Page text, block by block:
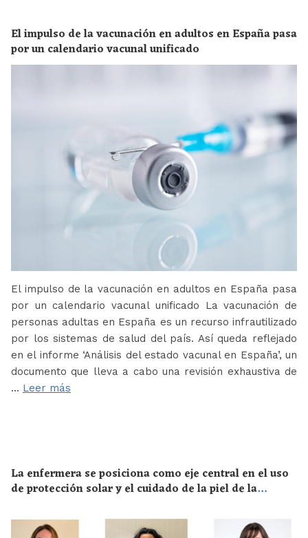
El impulso de la vacunación en adultos en España pasa
por un calendario vacunal unificado
El impulso de la vacunación en adultos en España pasa
por un calendario vacunal unificado La vacunación de
personas adultas en España es un recurso infrautilizado
por los sistemas de salud del país. Así queda reflejado
en el informe ‘Análisis del estado vacunal en España’, un
documento que lleva a cabo una revisión exhaustiva de
… Leer más
La enfermera se posiciona como eje central en el uso
de protección solar y el cuidado de la piel de la